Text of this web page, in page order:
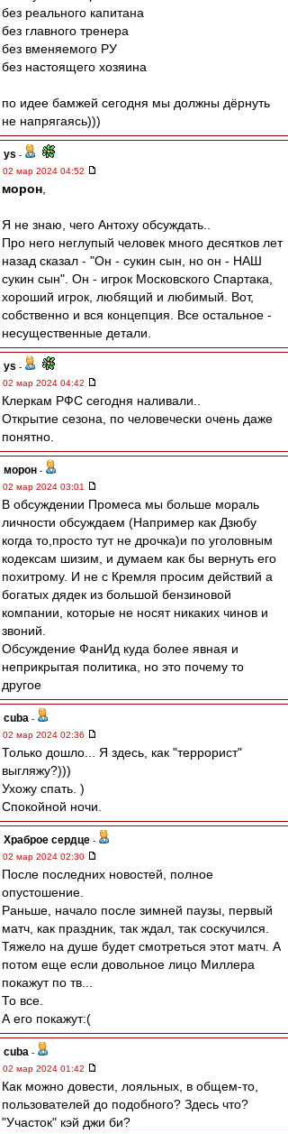
без реального капитана
без главного тренера
без вменяемого РУ
без настоящего хозяина
по идее бамжей сегодня мы должны дёрнуть
не напрягаясь)))
ys -
02 мар 2024 04:52
морон
Я не знаю, чего Антоху обсуждать..
Про него неглупый человек много десятков лет
назад сказал - "Он - сукин сын, но он - НАШ
сукин сын". Он - игрок Московского Спартака,
хороший игрок, любящий и любимый. Вот,
собственно и вся концепция. Все остальное -
несущественные детали.
ys -
02 мар 2024 04:42
Клеркам РФС сегодня наливали..
Открытие сезона, по человечески очень даже
понятно.
морон -
02 мар 2024 03:01
В обсуждении Промеса мы больше мораль
личности обсуждаем (Например как Дзюбу
когда то,просто тут не дрочка)и по уголовным
кодексам шизим, и думаем как бы вернуть его
похитрому. И не с Кремля просим действий а
богатых дядек из большой бензиновой
компании, которые не носят никаких чинов и
звоний.
Обсуждение ФанИд куда более явная и
неприкрытая политика, но это почему то
другое
cuba -
02 мар 2024 02:36
Только дошло... Я здесь, как "террорист"
выгляжу?)))
Ухожу спать. )
Спокойной ночи.
Храброе сердце -
02 мар 2024 02:30
После последних новостей, полное
опустошение.
Раньше, начало после зимней паузы, первый
матч, как праздник, так ждал, так соскучился.
Тяжело на душе будет смотреться этот матч. А
потом еще если довольное лицо Миллера
покажут по тв...
То все.
А его покажут:(
cuba -
02 мар 2024 01:42
Как можно довести, лояльных, в общем-то,
пользователей до подобного? Здесь что?
"Участок" кэй джи би?